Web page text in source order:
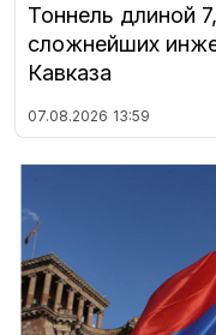
Тоннель длиной
сложнейших
Кавказа
07.08.2026 13:59